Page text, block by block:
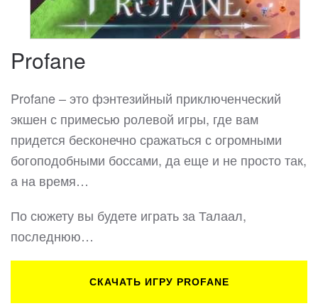
Profane
Profane – это фэнтезийный приключенческий
экшен с примесью ролевой игры, где вам
придется бесконечно сражаться с огромными
богоподобными боссами, да еще и не просто так,
а на время…
По сюжету вы будете играть за Талаал,
последнюю…
СКАЧАТЬ ИГРУ PROFANE